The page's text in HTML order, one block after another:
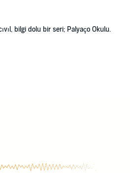
bilgi dolu bir seri; Palyaço Okulu.